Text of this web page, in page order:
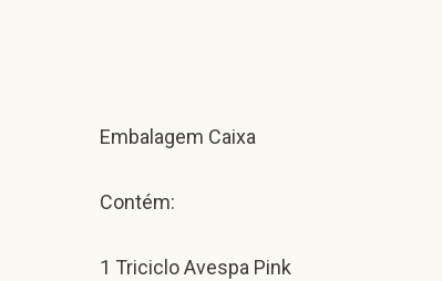
Embalagem Caixa
Contém:
1 Triciclo Avespa Pink